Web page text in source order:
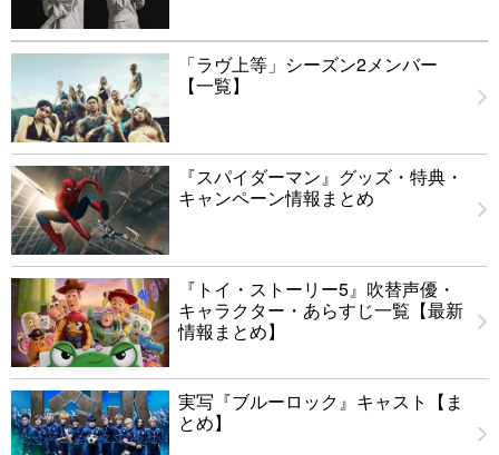
「ラヴ上等」シーズン2メンバー
【一覧】
『スパイダーマン』グッズ・特典・
キャンペーン情報まとめ
『トイ・ストーリー5』吹替声優・
キャラクター・あらすじ一覧【最新
情報まとめ】
実写『ブルーロック』キャスト【ま
とめ】